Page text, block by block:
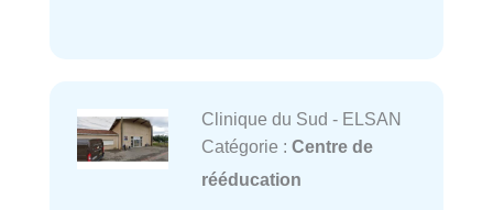
Clinique du Sud - ELSAN
Catégorie : Centre de
rééducation